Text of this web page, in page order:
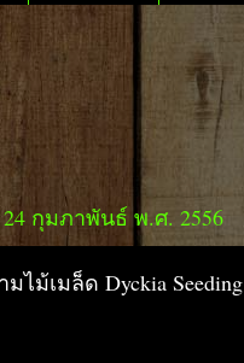
กุมภาพันธ์ พ.ศ. 2556
ไม้เมล็ด Dyckia Seeding